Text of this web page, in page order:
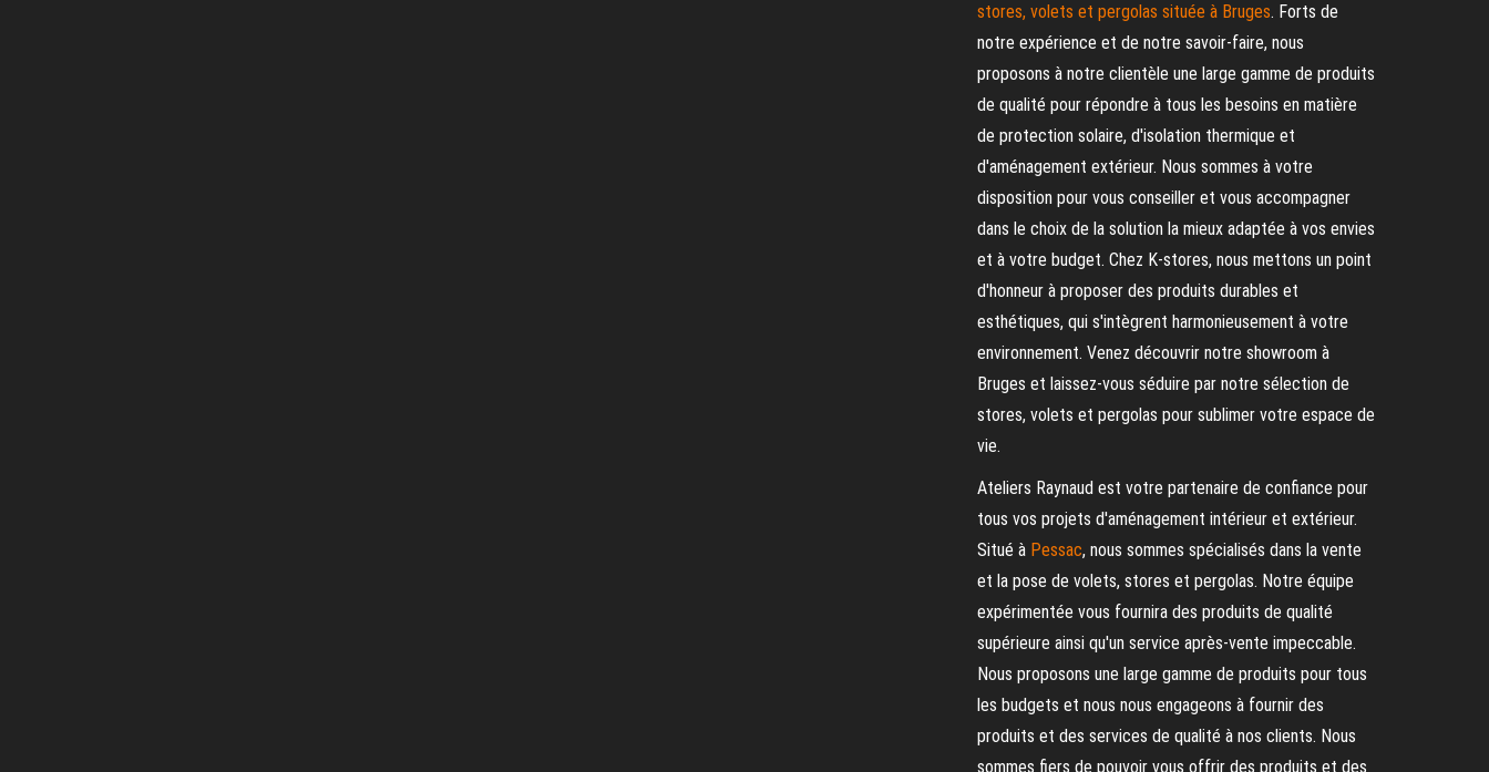
stores, volets et pergolas située à Bruges. Forts de
notre expérience et de notre savoir-faire, nous
proposons à notre clientèle une large gamme de produits
de qualité pour répondre à tous les besoins en matière
de protection solaire, d'isolation thermique et
d'aménagement extérieur. Nous sommes à votre
disposition pour vous conseiller et vous accompagner
dans le choix de la solution la mieux adaptée à vos envies
et à votre budget. Chez K-stores, nous mettons un point
d'honneur à proposer des produits durables et
esthétiques, qui s'intègrent harmonieusement à votre
environnement. Venez découvrir notre showroom à
Bruges et laissez-vous séduire par notre sélection de
stores, volets et pergolas pour sublimer votre espace de
vie.
Ateliers Raynaud est votre partenaire de confiance pour
tous vos projets d'aménagement intérieur et extérieur.
Situé à Pessac, nous sommes spécialisés dans la vente
et la pose de volets, stores et pergolas. Notre équipe
expérimentée vous fournira des produits de qualité
supérieure ainsi qu'un service après-vente impeccable.
Nous proposons une large gamme de produits pour tous
les budgets et nous nous engageons à fournir des
produits et des services de qualité à nos clients. Nous
sommes fiers de pouvoir vous offrir des produits et des